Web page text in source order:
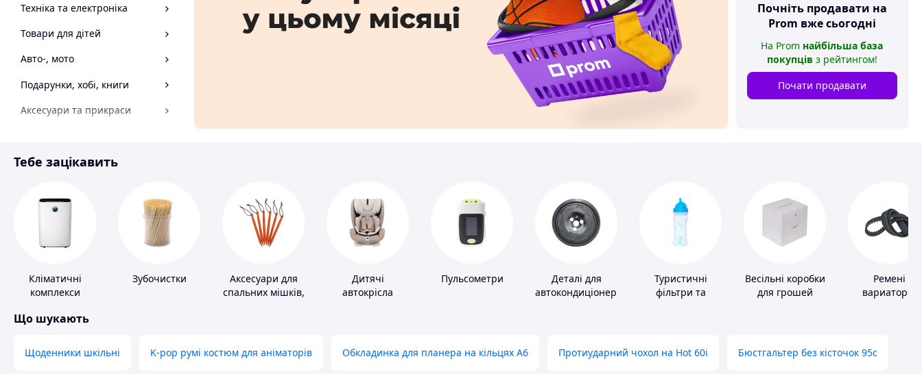
Техніка та електроніка
Товари для дітей
Авто-, мото
Подарунки, хобі, книги
Аксесуари та прикраси
Спорт і відпочинок
Почніть продавати на
Prom вже сьогодні
На Prom найбільша база
покупців з рейтингом!
Почати продавати
Тебе зацікавить
Кліматичні
комплекси
Зубочистки
Аксесуари для
спальних мішків,
Дитячі
автокрісла
Пульсометри
Деталі для
автокондиціонерів
Туристичні
фільтри та
Весільні коробки
для грошей
Ремені
вариаторні
Що шукають
Щоденники шкільні K-pop румі костюм для аніматорів Обкладинка для планера на кільцях А6 Протиударний чохол на Hot 60i Бюстгальтер без кісточок 95с